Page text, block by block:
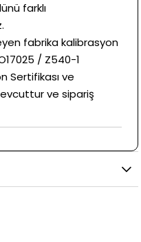
farklı
fabrika kalibrasyon
/ Z540-1
Sertifikası ve
ve sipariş